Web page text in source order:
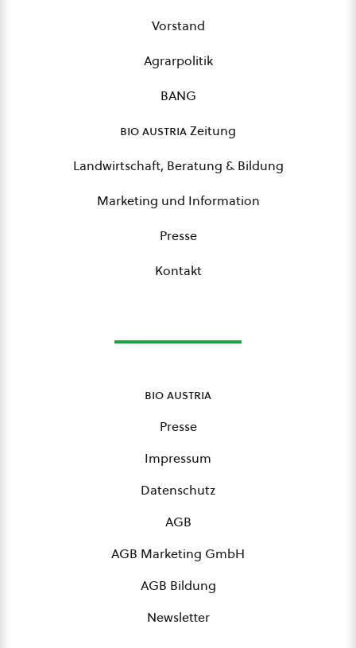
Vorstand
Agrarpolitik
BANG
bio austriaZeitung
Landwirtschaft, Beratung & Bildung
Marketing und Information
Presse
Kontakt
bio austria
Presse
Impressum
Datenschutz
AGB
AGB Marketing GmbH
AGB Bildung
Newsletter